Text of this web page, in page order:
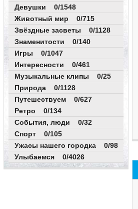
Девушки 0/1548
Животный мир 0/715
Звёздные засветы 0/1128
Знаменитости 0/140
Игры 0/1047
Интересности 0/461
Музыкальные клипы 0/25
Природа 0/1128
Путешествуем 0/627
Ретро 0/134
События, люди 0/32
Спорт 0/105
Ужасы нашего городка 0/98
Улыбаемся 0/4026